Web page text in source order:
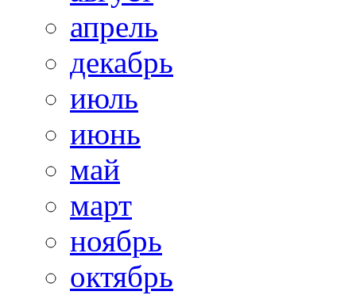
апрель
декабрь
июль
июнь
май
март
ноябрь
октябрь